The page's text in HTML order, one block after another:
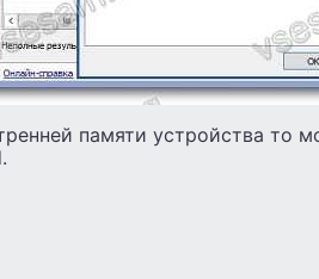
памяти устройства то